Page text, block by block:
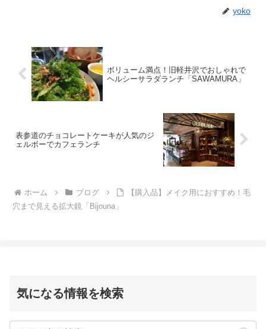
yoko
ボリューム満点！旧軽井沢でおしゃれで
ヘルシーサラダランチ「SAWAMURA」
表参道のチョコレートケーキが人気のジ
ェルボーでカフェランチ
ホーム ブログ
【購入品】メイク用におすすめ！毛
穴まで見える拡大鏡「Bijouna」
気になる情報を検索